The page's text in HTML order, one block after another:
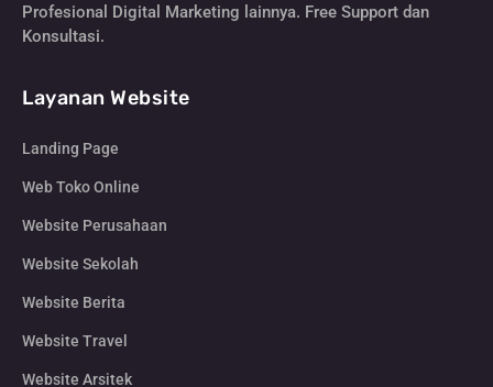
Profesional Digital Marketing lainnya. Free Support dan
Konsultasi.
Layanan Website
Landing Page
Web Toko Online
Website Perusahaan
Website Sekolah
Website Berita
Website Travel
Website Arsitek